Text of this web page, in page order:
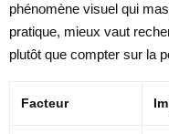
phénomène visuel qui
pratique, mieux vaut
plutôt que compter sur la
Facteur